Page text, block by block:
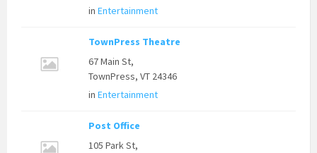
in Entertainment
TownPress Theatre
67 Main St,
TownPress, VT 24346
in Entertainment
Post Office
105 Park St,